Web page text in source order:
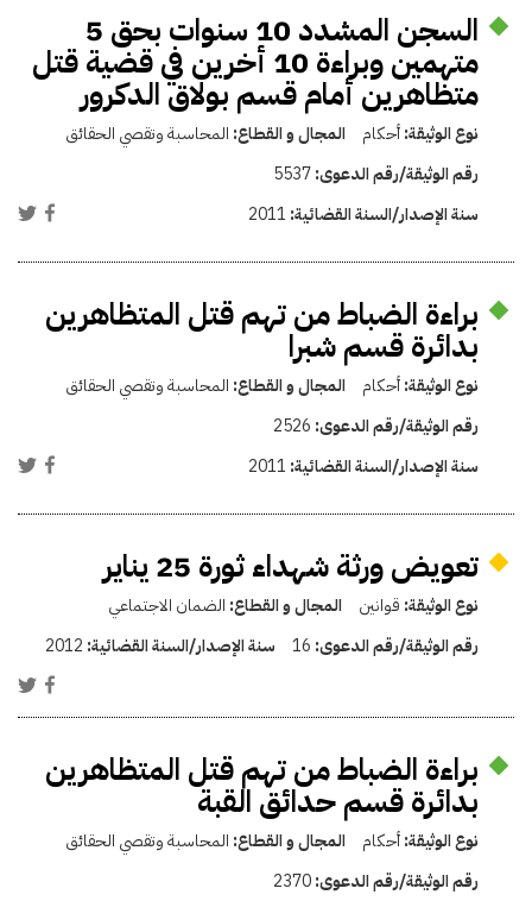
السجن المشدد 10 سنوات بحق 5
متهمين وبراءة 10 أخرين في قضية قتل
متظاهرين أمام قسم بولاق الدكرور
نوع الوثيقة:أحكام المجال و القطاع: المحاسبة وتقصي الحقائق
رقم الوثيقة/رقم الدعوى:5537
سنة الإصدار/السنة القضائية: 2011
براءة الضباط من تهم قتل المتظاهرين
بدائرة قسم شبرا
نوع الوثيقة:أحكام المجال و القطاع: المحاسبة وتقصي الحقائق
رقم الوثيقة/رقم الدعوى: 2526
سنة الإصدار/السنة القضائية: 2011
تعويض ورثة شهداء ثورة 25 يناير
نوع الوثيقة: قوانين المجال و القطاع: الضمان الاجتماعي
رقم الوثيقة/رقم الدعوى: 16 سنة الإصدار/السنة القضائية: 2012
براءة الضباط من تهم قتل المتظاهرين
بدائرة قسم حدائق القبة
نوع الوثيقة:أحكام المجال و القطاع: المحاسبة وتقصي الحقائق
رقم الوثيقة/رقم الدعوى:2370